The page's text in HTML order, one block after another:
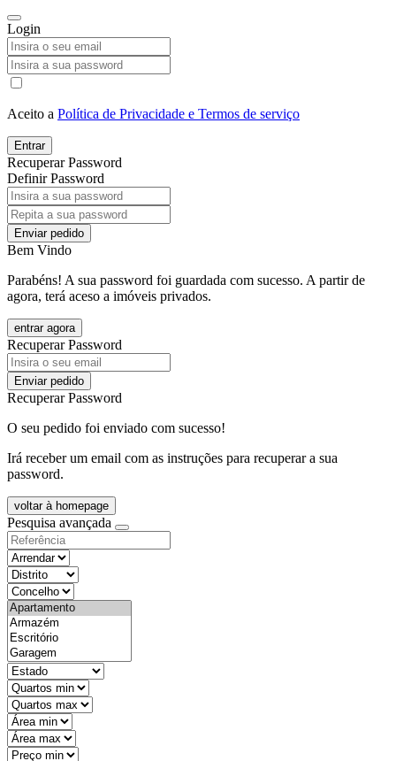
Login
Aceito a Política de Privacidade e Termos de serviço
Entrar
Recuperar Password
Definir Password
Enviar pedido
Bem Vindo
Parabéns! A sua password foi guardada com sucesso. A partir de
agora, terá aceso a imóveis privados.
entrar agora
Recuperar Password
Enviar pedido
Recuperar Password
O seu pedido foi enviado com sucesso!
Irá receber um email com as instruções para recuperar a sua
password.
voltar à homepage
Pesquisa avançada
objective
districtId
countyId
types
state
mintypo
maxtypo
minarea
maxarea
minprice